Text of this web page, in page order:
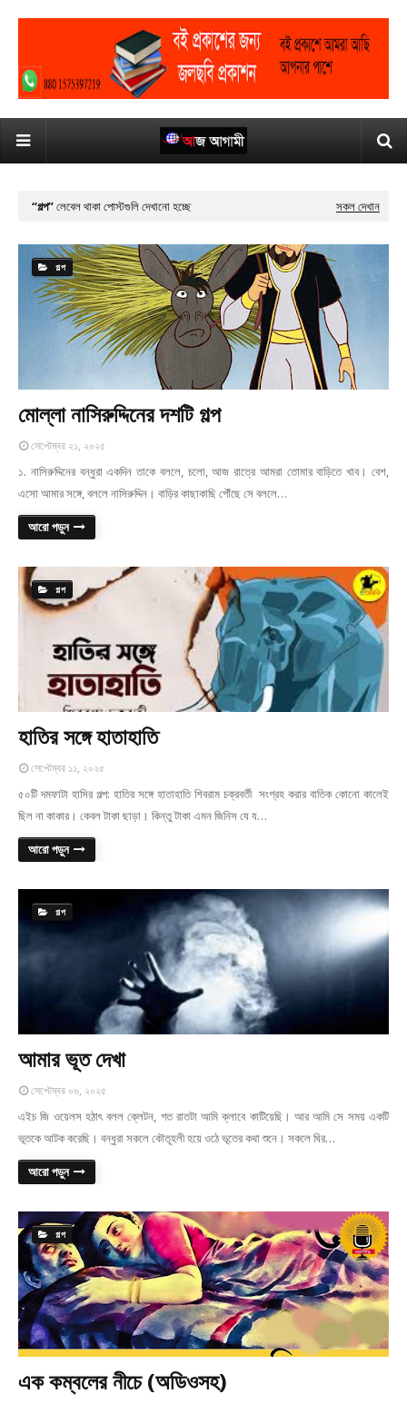
গল্প লেবেল থাকা পোস্টগুলি দেখানো হচ্ছে সকল দেখান
গল্প
মোল্লা নাসিরুদ্দিনের দশটি গল্প
সেপ্টেম্বর ২১, ২০২৫
১. নাসিরুদ্দিনের বন্ধুরা একদিন তাকে বললে, চলো, আজ রাত্রে আমরা তোমার বাড়িতে খাব। বেশ,
এসো আমার সঙ্গে, বললে নাসিরুদ্দিন। বাড়ির কাছাকাছি পৌঁছে সে বললে…
আরো পড়ুন
গল্প
হাতির সঙ্গে হাতাহাতি
সেপ্টেম্বর ১১, ২০২৫
৫০টি দমফাটা হাসির গল্প: হাতির সঙ্গে হাতাহাতি শিবরাম চক্রবর্তী সংগ্রহ করার বাতিক কোনো কালেই
ছিল না কাকার। কেবল টাকা ছাড়া। কিন্তু টাকা এমন জিনিস যে য…
আরো পড়ুন
গল্প
আমার ভূত দেখা
সেপ্টেম্বর ০৬, ২০২৫
এইচ জি ওয়েলস হঠাৎ বলল ক্লেটন, গত রাতটা আমি ক্লাবে কাটিয়েছি। আর আমি সে সময় একটি
ভূতকে আটক করেছি। বন্ধুরা সকলে কৌতূহলী হয়ে ওঠে ভূতের কথা শুনে। সকলে ঘির…
আরো পড়ুন
গল্প
এক কম্বলের নীচে (অডিওসহ)